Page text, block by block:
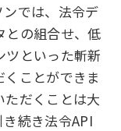
では、法令デ
との組合せ、低
ツといった斬新
ことができま
ただくことは大
続き法令API